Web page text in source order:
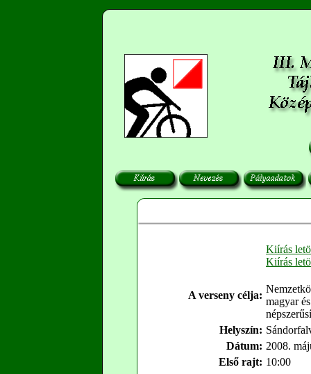
Kiírás
Kiírás
A verseny célja:
magyar
Helyszín:
Dátum: 2008.
Első rajt: 10:00